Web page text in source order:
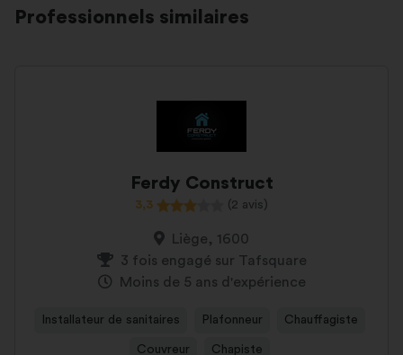
Professionnels similaires
Ferdy Construct
3,3 (2 avis)
Liège, 1600
3 fois engagé sur Tafsquare
Moins de 5 ans d'expérience
Installateur de sanitaires Plafonneur Chauffagiste
Couvreur Chapiste